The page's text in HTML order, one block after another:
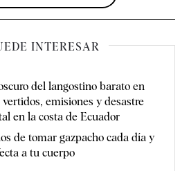
INTERESAR
del langostino barato en
vertidos, emisiones y desastre
en la costa de Ecuador
de tomar gazpacho cada día y
a tu cuerpo